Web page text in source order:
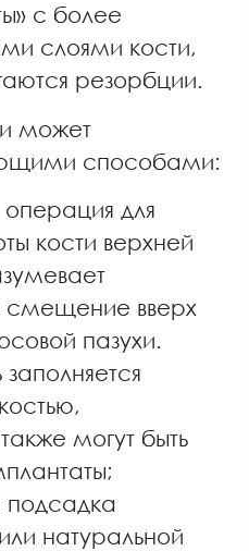
с более
слоями кости,
резорбции.
может
способами:
для
кости верхней
смещение вверх
пазухи.
могут быть
подсадка
натуральной